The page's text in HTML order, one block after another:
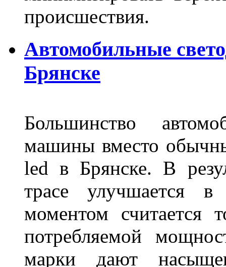
происшествия.
Автомобильные
Брянске
Большинство
машины вместо
led в Брянске. В
трасе улучшается
моментом считается
потребляемой
марки дают